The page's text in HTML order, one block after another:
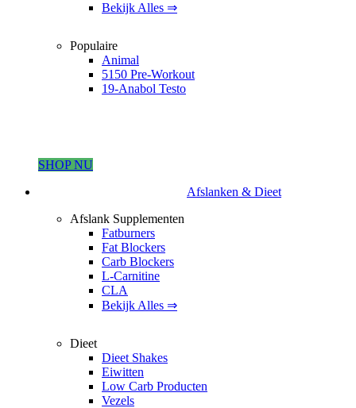
Bekijk Alles ⇒
Populaire
Animal
5150 Pre-Workout
19-Anabol Testo
SHOP NU
Afslanken & Dieet
Afslank Supplementen
Fatburners
Fat Blockers
Carb Blockers
L-Carnitine
CLA
Bekijk Alles ⇒
Dieet
Dieet Shakes
Eiwitten
Low Carb Producten
Vezels